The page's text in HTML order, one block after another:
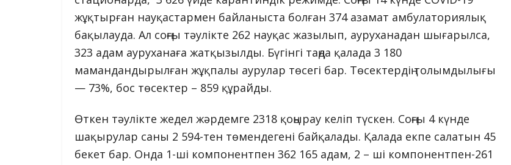
жұқтырған науқастармен байланыста болған 374 азамат амбулаториялық
бақылауда. Ал соңғы тәулікте 262 науқас жазылып, ауруханадан шығарылса,
323 адам ауруханаға жатқызылды. Бүгінгі таңда қалада 3 180
мамандандырылған жұқпалы аурулар төсегі бар. Төсектердің толымдылығы
— 73%, бос төсектер – 859 құрайды.
Өткен тәулікте жедел жәрдемге 2318 қоңырау келіп түскен. Соңғы 4 күнде
шақырулар саны 2 594-тен төмендегені байқалады. Қалада екпе салатын 45
бекет бар. Онда 1-ші компонентпен 362 165 адам, 2 – ші компонентпен-261